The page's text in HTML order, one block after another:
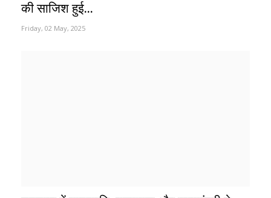
की साजिश हुई...
Friday, 02 May, 2025